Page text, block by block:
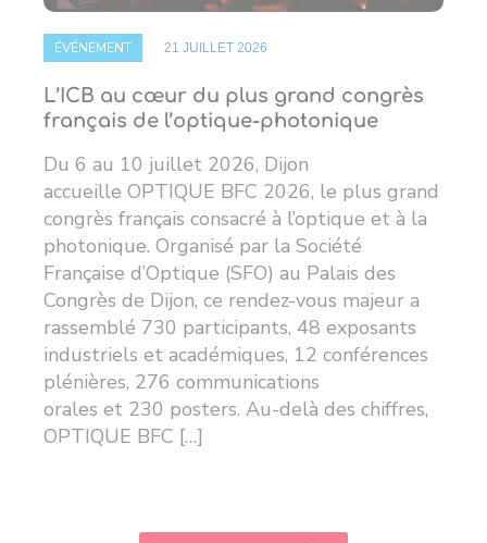
ÉVÉNEMENT 21 JUILLET 2026
L’ICB au cœur du plus grand congrès
français de l’optique-photonique
Du 6 au 10 juillet 2026, Dijon
accueille OPTIQUE BFC 2026, le plus grand
congrès français consacré à l’optique et à la
photonique. Organisé par la Société
Française d’Optique (SFO) au Palais des
Congrès de Dijon, ce rendez-vous majeur a
rassemblé 730 participants, 48 exposants
industriels et académiques, 12 conférences
plénières, 276 communications
orales et 230 posters. Au-delà des chiffres,
OPTIQUE BFC […]